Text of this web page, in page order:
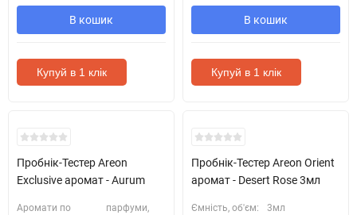
В кошик
Купуй в 1 клік
В кошик
Купуй в 1 клік
Кожні 1500₴ чеку = 1 тестер
Пробнік-Тестер Areon
Exclusive аромат - Aurum
Аромати по
парфуми,
Кожні 1500₴ чеку = 1 тестер
Пробнік-Тестер Areon Orient
аромат - Desert Rose 3мл
Ємність, об'єм: 3мл